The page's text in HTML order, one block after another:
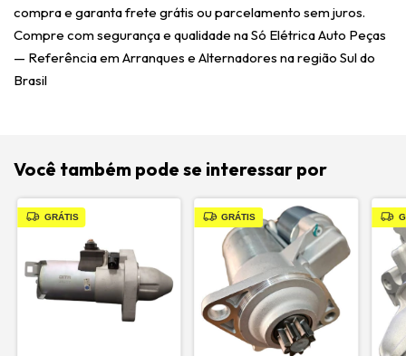
compra e garanta frete grátis ou parcelamento sem juros.
Compre com segurança e qualidade na Só Elétrica Auto Peças
— Referência em Arranques e Alternadores na região Sul do
Brasil
Você também pode se interessar por
GRÁTIS GRÁTIS